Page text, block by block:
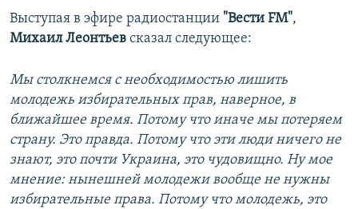
Выступая в эфире радиостанции "Вести FM",
Михаил Леонтьев сказал следующее:
Мы столкнемся с необходимостью лишить
молодежь избирательных прав, наверное, в
ближайшее время. Потому что иначе мы потеряем
страну. Это правда. Потому что эти люди ничего не
знают, это почти Украина, это чудовищно. Ну мое
мнение: нынешней молодежи вообще не нужны
избирательные права. Потому что молодежь, это